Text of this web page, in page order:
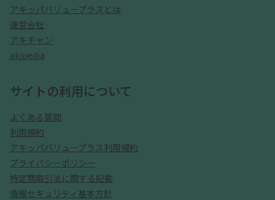
アキッパバリュープラスとは
運営会社
アキチャン
akipedia
サイトの利用について
よくある質問
利用規約
アキッパバリュープラス利用規約
プライバシーポリシー
特定商取引法に関する記載
情報セキュリティ基本方針